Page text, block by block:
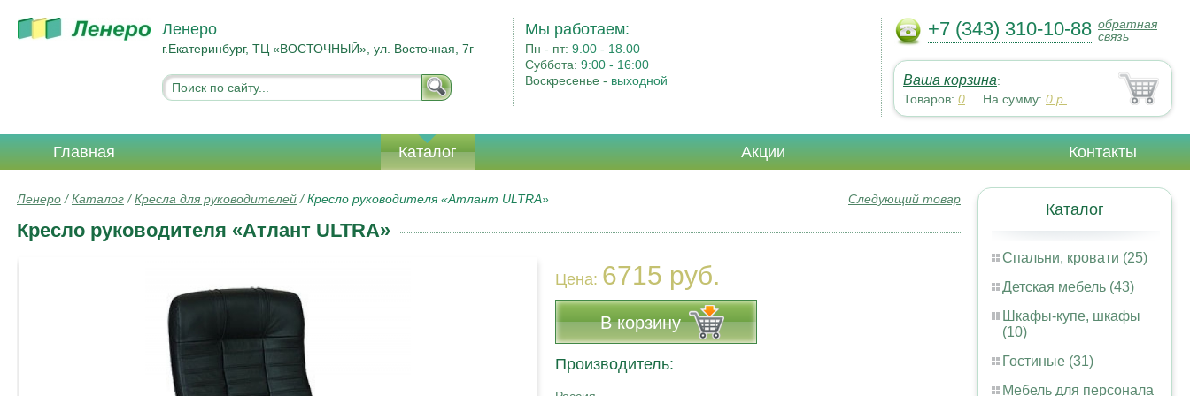
Ленеро
г.Екатеринбург, ТЦ «ВОСТОЧНЫЙ», ул. Восточная, 7г
Мы работаем:
Пн - пт:9.00 - 18.00
Суббота:9:00 - 16:00
Воскресенье - выходной
+7 (343) 310-10-88 обратная
связь
Ваша корзина:
Товаров: 0 На сумму: 0 р.
Главная Каталог Акции Контакты
Каталог
Спальни, кровати (25)
Детская мебель (43)
Шкафы-купе, шкафы
(10)
Гостиные (31)
Мебель для персонала
Следующий товар
Ленеро /Каталог /Кресла для руководителей /Кресло руководителя «Атлант ULTRA»
Кресло руководителя «Атлант ULTRA»
Цена: 6715 руб.
В корзину
Производитель: